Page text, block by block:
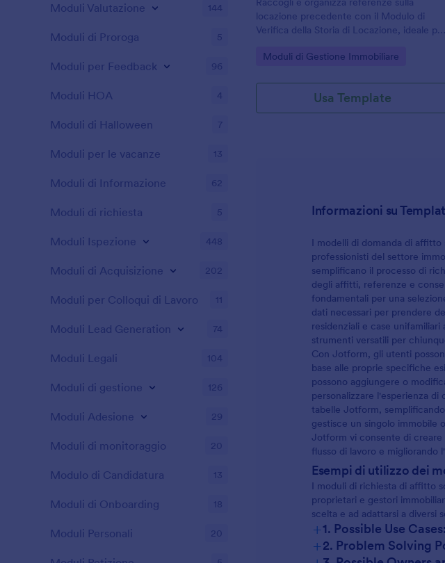
locazione precedente con il Modulo di
Verifica della Storia di Locazione, ideale per
amministratori che vogliono supportare le
ordinata.
Go to Category:
Moduli di Gestione Immobiliare
Usa Template
Informazioni su
I modelli di domanda di
professionisti del settore
semplificano il processo di
degli affitti, referenze e
fondamentali per una
dati necessari per prendere
residenziali e case
strumenti versatili per
Con Jotform, gli utenti
base alle proprie specifiche
possono aggiungere o
personalizzare l'esperienza
tabelle Jotform,
gestisce un singolo immobile
Jotform vi consente di
flusso di lavoro e migliorando
Esempi di utilizzo dei
I moduli di richiesta di affitto
proprietari e gestori
scelta e ad adattarsi a diversi
+1. Possible Use Cases:
+2. Problem Solving
Moduli Valutazione 144
Moduli di Proroga 5
Moduli per Feedback 96
Moduli HOA 4
Moduli di Halloween 7
Moduli per le vacanze 13
Moduli di Informazione 62
Moduli di richiesta 5
Moduli Ispezione 448
Moduli di Acquisizione 202
Moduli per Colloqui di Lavoro 11
Moduli Lead Generation 74
Moduli Legali 104
Moduli di gestione 126
Moduli Adesione 29
Moduli di monitoraggio 20
Modulo di Candidatura 13
Moduli di Onboarding 18
Moduli Personali 20